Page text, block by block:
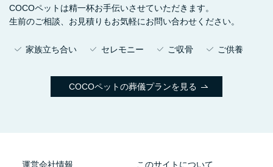
COCOペットは精一杯お手伝いさせていただきます。
生前のご相談、お見積りもお気軽にお問い合わせください。
家族立ち合い セレモニー ご収骨 ご供養
COCOペットの葬儀プランを見る
運営会社情報 このサイトについて